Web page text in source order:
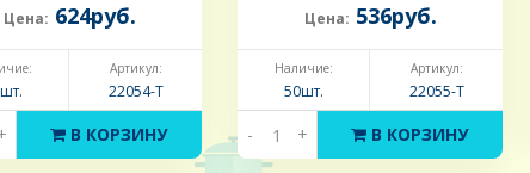
Цена: 624руб.
Артикул:
22054-Т
В КОРЗИНУ
Цена: 536руб.
Наличие:
50шт.
Артикул:
22055-Т
- + В КОРЗИНУ